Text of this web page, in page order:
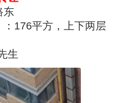
东
176平方，上下两层
生